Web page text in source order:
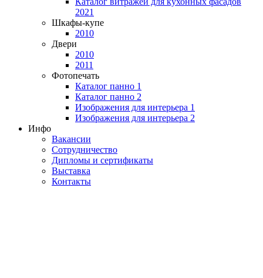
2021
Шкафы-купе
2010
Двери
2010
2011
Фотопечать
Каталог панно 1
Каталог панно 2
Изображения для интерьера 1
Изображения для интерьера 2
Инфо
Вакансии
Сотрудничество
Дипломы и сертификаты
Выставка
Контакты